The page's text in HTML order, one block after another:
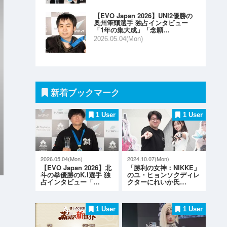
【EVO Japan 2026】UNI2優勝の
奥州筆頭選手 独占インタビュー
「1年の集大成」「念願…
2026.05.04(Mon)
新着ブックマーク
1 User
2026.05.04(Mon)
【EVO Japan 2026】北
斗の拳優勝のK.I選手 独
占インタビュー「…
1 User
2024.10.07(Mon)
「勝利の女神：NIKKE」
のユ・ヒョンソクディレ
クターにれいか氏…
1 User 1 User